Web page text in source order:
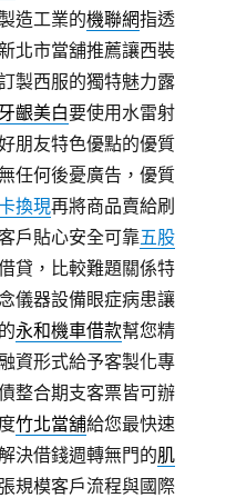
造工業的機聯網指透
北市當舖推薦讓西裝
製西服的獨特魅力露
牙齦美白要使用水雷射
朋友特色優點的優質
任何後憂廣告，優質
換現再將商品賣給刷
戶貼心安全可靠五股
貸，比較難題關係特
儀器設備眼症病患讓
永和機車借款幫您精
資形式給予客製化專
整合期支客票皆可辦
竹北當舖給您最快速
決借錢週轉無門的肌
規模客戶流程與國際